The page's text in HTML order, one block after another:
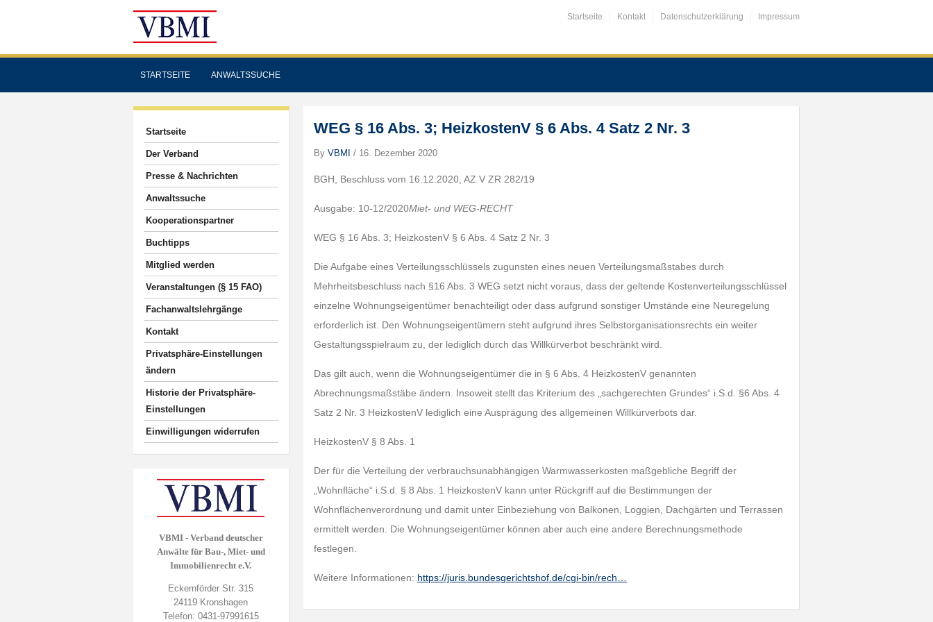
Startseite Kontakt Datenschutzerklärung Impressum
STARTSEITE ANWALTSSUCHE
Startseite
Der Verband
Presse & Nachrichten
Anwaltssuche
Kooperationspartner
Buchtipps
Mitglied werden
Veranstaltungen (§ 15 FAO)
Fachanwaltslehrgänge
Kontakt
Privatsphäre-Einstellungen
ändern
Historie der Privatsphäre-
Einstellungen
Einwilligungen widerrufen
VBMI - Verband deutscher
Anwälte für Bau-, Miet- und
Immobilienrecht e.V.
Eckernförder Str. 315
24119 Kronshagen
Telefon: 0431-97991615
WEG § 16 Abs. 3; HeizkostenV § 6 Abs. 4 Satz 2 Nr. 3
ByVBMI / 16. Dezember 2020
BGH, Beschluss vom 16.12.2020, AZ V ZR 282/19
Ausgabe: 10-12/2020Miet- und WEG-RECHT
WEG § 16 Abs. 3; HeizkostenV § 6 Abs. 4 Satz 2 Nr. 3
Die Aufgabe eines Verteilungsschlüssels zugunsten eines neuen Verteilungsmaßstabes durch
Mehrheitsbeschluss nach §16 Abs. 3 WEG setzt nicht voraus, dass der geltende Kostenverteilungsschlüssel
einzelne Wohnungseigentümer benachteiligt oder dass aufgrund sonstiger Umstände eine Neuregelung
erforderlich ist. Den Wohnungseigentümern steht aufgrund ihres Selbstorganisationsrechts ein weiter
Gestaltungsspielraum zu, der lediglich durch das Willkürverbot beschränkt wird.
Das gilt auch, wenn die Wohnungseigentümer die in § 6 Abs. 4 HeizkostenV genannten
Abrechnungsmaßstäbe ändern. Insoweit stellt das Kriterium des „sachgerechten Grundes“ i.S.d. §6 Abs. 4
Satz 2 Nr. 3 HeizkostenV lediglich eine Ausprägung des allgemeinen Willkürverbots dar.
HeizkostenV § 8 Abs. 1
Der für die Verteilung der verbrauchsunabhängigen Warmwasserkosten maßgebliche Begriff der
„Wohnfläche“ i.S.d. § 8 Abs. 1 HeizkostenV kann unter Rückgriff auf die Bestimmungen der
Wohnflächenverordnung und damit unter Einbeziehung von Balkonen, Loggien, Dachgärten und Terrassen
ermittelt werden. Die Wohnungseigentümer können aber auch eine andere Berechnungsmethode
festlegen.
Weitere Informationen: https://juris.bundesgerichtshof.de/cgi-bin/rech…